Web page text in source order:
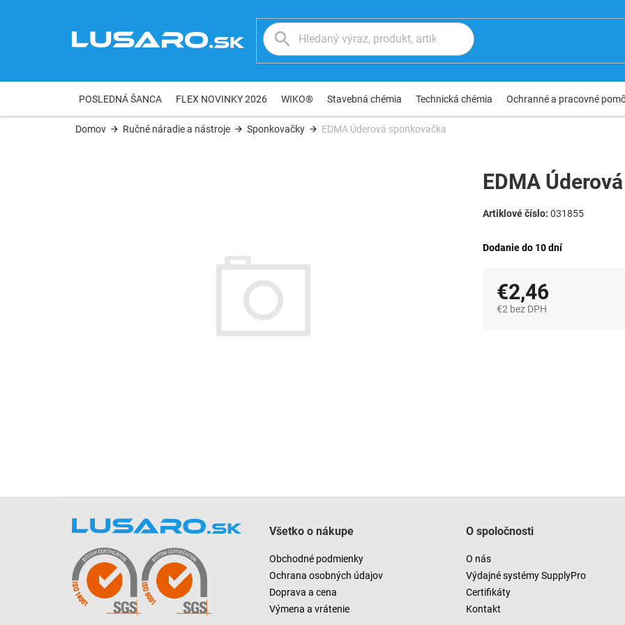
POSLEDNÁ ŠANCA FLEX NOVINKY 2026 WIKO® Stavebná chémia Technická chémia Ochranné a pracovné
Domov Ručné náradie a nástroje Sponkovačky EDMA Úderová sponkovačka
Dodanie do 10 dní
EDMA
031855
€2,46
€2 bez DPH
Všetko o nákupe
Obchodné podmienky
Ochrana osobných údajov
Doprava a cena
Výmena a vrátenie
O spoločnosti
O nás
Výdajné systémy SupplyPro
Certifikáty
Kontakt